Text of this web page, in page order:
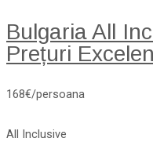
Bulgaria All
Prețuri
168€/persoana
All Inclusive